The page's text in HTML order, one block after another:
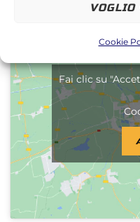
VOGLIO
Cookie
Fai clic su